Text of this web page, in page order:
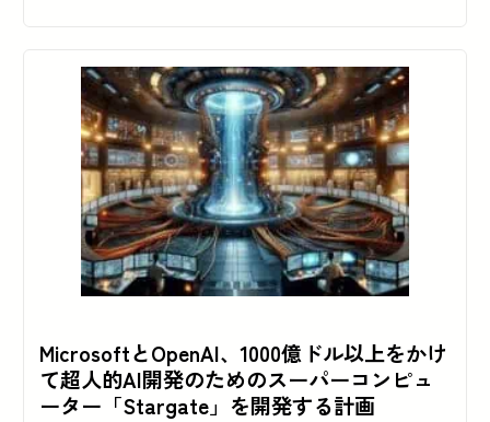
MicrosoftとOpenAI、1000億ドル以上をかけ
て超人的AI開発のためのスーパーコンピュ
ーター「Stargate」を開発する計画